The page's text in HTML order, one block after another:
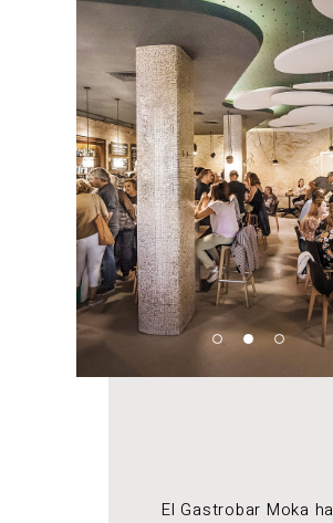
El Gastrobar Moka ha